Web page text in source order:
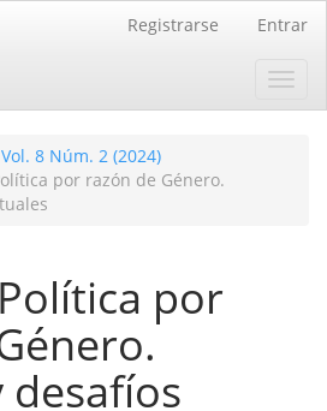
Registrarse Entrar
Vol. 8 Núm. 2 (2024)
por razón de Género.
por
desafíos